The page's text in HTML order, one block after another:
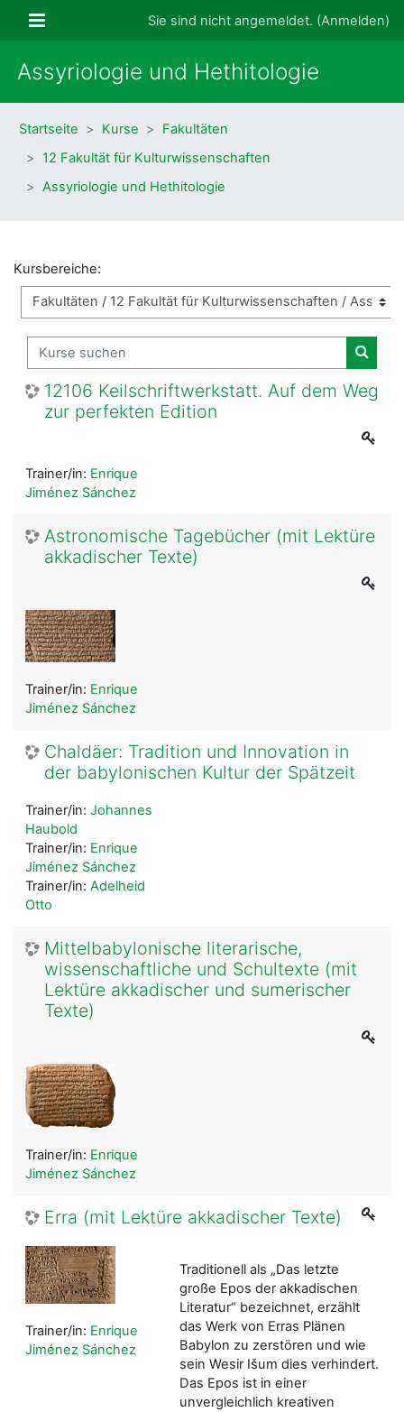
Website-ÜbersichtSie sind nicht angemeldet. (Anmelden)
Assyriologie und Hethitologie
Startseite Kurse
Fakultäten
12 Fakultät für Kulturwissenschaften
Assyriologie und Hethitologie
Kursbereiche:
Kurse suchen
Kurse
12106 Keilschriftwerkstatt. Auf dem Weg
zur perfekten Edition
Trainer/in: Enrique
Jiménez Sánchez
Astronomische Tagebücher (mit Lektüre
akkadischer Texte)
Trainer/in: Enrique
Jiménez Sánchez
Chaldäer: Tradition und Innovation in
der babylonischen Kultur der Spätzeit
Trainer/in: Johannes
Haubold
Trainer/in: Enrique
Jiménez Sánchez
Trainer/in: Adelheid
Otto
Mittelbabylonische literarische,
wissenschaftliche und Schultexte (mit
Lektüre akkadischer und sumerischer
Texte)
Trainer/in: Enrique
Jiménez Sánchez
Erra (mit Lektüre akkadischer Texte)
Traditionell als „Das letzte
große Epos der akkadischen
Literatur“ bezeichnet, erzählt
das Werk von Erras Plänen
Babylon zu zerstören und wie
sein Wesir Išum dies verhindert.
Das Epos ist in einer
unvergleichlich kreativen
Trainer/in: Enrique
Jiménez Sánchez